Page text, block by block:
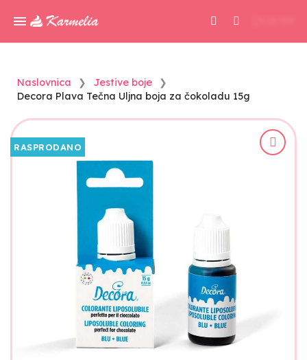
Naslovnica
Jestive boje
Decora Plava Tečna Uljna boja za čokoladu 15g
RASPRODANO